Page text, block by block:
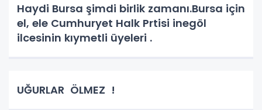
Haydi Bursa şimdi birlik zamanı.Bursa için
el, ele Cumhuryet Halk Prtisi inegöl
ilcesinin kıymetli üyeleri .
UĞURLAR ÖLMEZ !